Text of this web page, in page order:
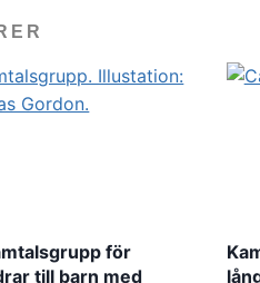
för
till barn med